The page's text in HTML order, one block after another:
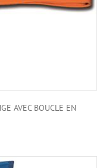
AVEC BOUCLE EN